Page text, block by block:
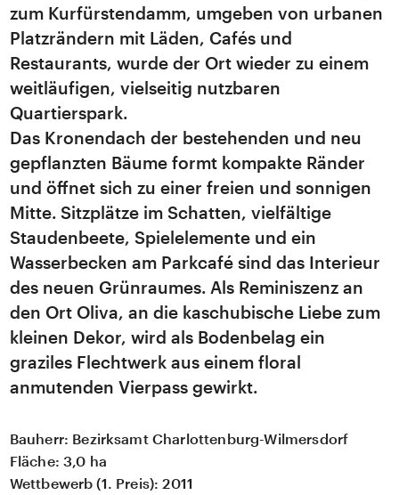
zum Kurfürstendamm, umgeben von urbanen
Platzrändern mit Läden, Cafés und
Restaurants, wurde der Ort wieder zu einem
weitläufigen, vielseitig nutzbaren
Quartierspark.
Das Kronendach der bestehenden und neu
gepflanzten Bäume formt kompakte Ränder
und öffnet sich zu einer freien und sonnigen
Mitte. Sitzplätze im Schatten, vielfältige
Staudenbeete, Spielelemente und ein
Wasserbecken am Parkcafé sind das Interieur
des neuen Grünraumes. Als Reminiszenz an
den Ort Oliva, an die kaschubische Liebe zum
kleinen Dekor, wird als Bodenbelag ein
graziles Flechtwerk aus einem floral
anmutenden Vierpass gewirkt.
Bauherr: Bezirksamt Charlottenburg-Wilmersdorf
Fläche: 3,0 ha
Wettbewerb (1. Preis): 2011